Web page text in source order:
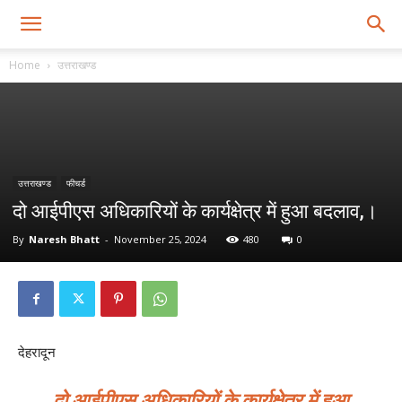
Home उत्तराखण्ड
उत्तराखण्ड फीचर्ड
दो आईपीएस अधिकारियों के कार्यक्षेत्र में हुआ बदलाव,।
By Naresh Bhatt - November 25, 2024 480 0
देहरादून